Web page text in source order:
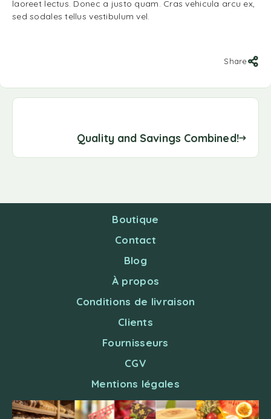
laoreet lectus. Donec a justo quam. Cras vehicula arcu ex,
sed sodales tellus vestibulum vel.
Share
Quality and Savings Combined!
Boutique
Contact
Blog
À propos
Conditions de livraison
Clients
Fournisseurs
CGV
Mentions légales